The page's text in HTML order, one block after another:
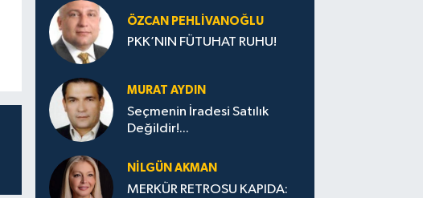
ÖZCAN PEHLIVANOĞLU
PKK’NIN FÜTUHAT RUHU!
MURAT AYDIN
Seçmenin İradesi Satılık
Değildir!...
NILGÜN AKMAN
MERKÜR RETROSU KAPIDA: